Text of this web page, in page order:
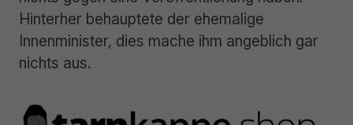
Hinterher behauptete der ehemalige
Innenminister, dies mache ihm angeblich gar
nichts aus.